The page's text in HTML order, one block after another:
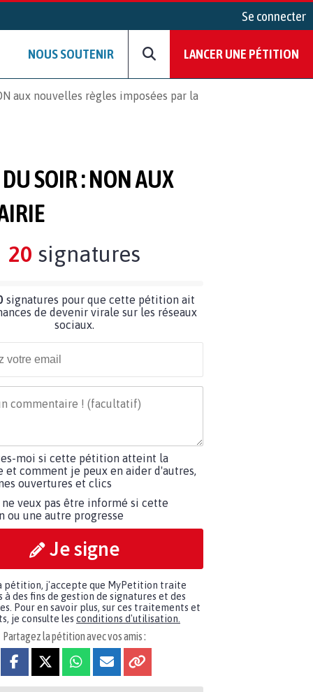
Se connecter
NOUS SOUTENIR LANCER UNE PÉTITION
aux nouvelles règles imposées par la
SOIR : NON AUX
20 signatures
signatures pour que cette pétition ait
de devenir virale sur les réseaux
sociaux.
moi si cette pétition atteint la
et comment je peux en aider d'autres,
ouvertures et clics
ne veux pas être informé si cette
ou une autre progresse
Je signe
pétition, j'accepte que MyPetition traite
à des fins de gestion de signatures et des
Pour en savoir plus, sur ces traitements et
je consulte les conditions d'utilisation.
Partagez la pétition avec vos amis :